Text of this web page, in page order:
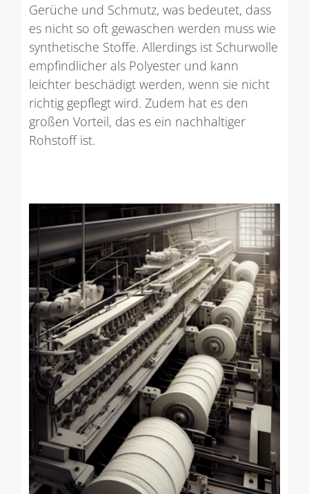
Gerüche und Schmutz, was bedeutet, dass
es nicht so oft gewaschen werden muss wie
synthetische Stoffe. Allerdings ist Schurwolle
empfindlicher als Polyester und kann
leichter beschädigt werden, wenn sie nicht
richtig gepflegt wird. Zudem hat es den
großen Vorteil, das es ein nachhaltiger
Rohstoff ist.